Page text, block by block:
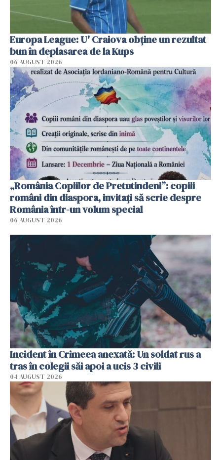
Europa League: U' Craiova obține un rezultat
bun în deplasarea de la Kups
06 AUGUST 2026
„România Copiilor de Pretutindeni”: copiii
români din diaspora, invitați să scrie despre
România într-un volum special
06 AUGUST 2026
Incident în Crimeea anexată: Un soldat rus a
tras în colegii săi apoi a ucis 3 civili
04 AUGUST 2026